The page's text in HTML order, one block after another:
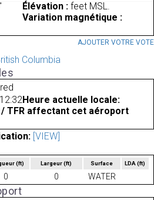
Élévation : feet MSL.
Variation magnétique :
AJOUTER VOTRE VOTE
Columbia
Heure actuelle locale:
/ TFR affectant cet aéroport
[VIEW]
(ft) Largeur(ft) Surface LDA(ft)
0 0 WATER